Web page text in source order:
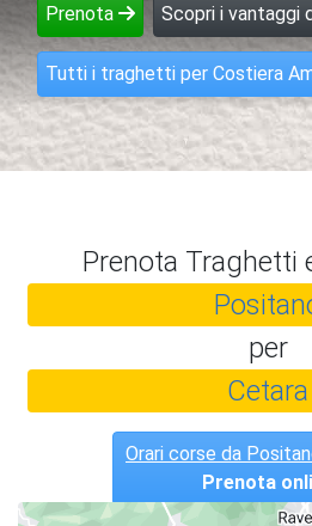
Prenota Scopri i vantaggi
Tutti i traghetti per Costiera
Prenota Traghetti
per
Cetara
Orari corse da
Prenota